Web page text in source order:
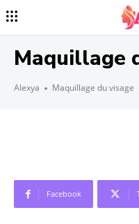
Maquillage
Alexya Maquillage du visage
Facebook